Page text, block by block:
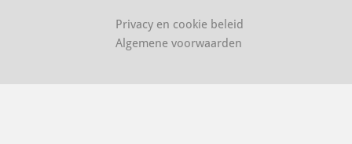
Privacy en cookie beleid
Algemene voorwaarden